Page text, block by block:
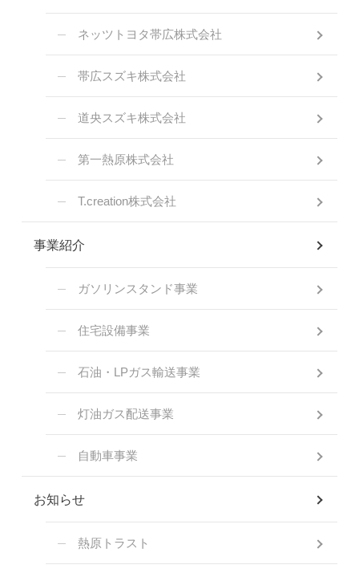
ネッツトヨタ帯広株式会社
帯広スズキ株式会社
道央スズキ株式会社
第一熱原株式会社
T.creation株式会社
事業紹介
ガソリンスタンド事業
住宅設備事業
石油・LPガス輸送事業
灯油ガス配送事業
自動車事業
お知らせ
熱原トラスト